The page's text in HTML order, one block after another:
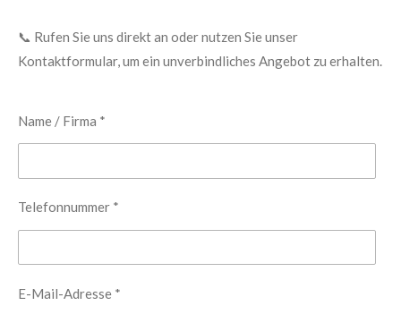
📞 Rufen Sie uns direkt an oder nutzen Sie unser
Kontaktformular, um ein unverbindliches Angebot zu erhalten.
Name / Firma *
Telefonnummer *
E-Mail-Adresse *